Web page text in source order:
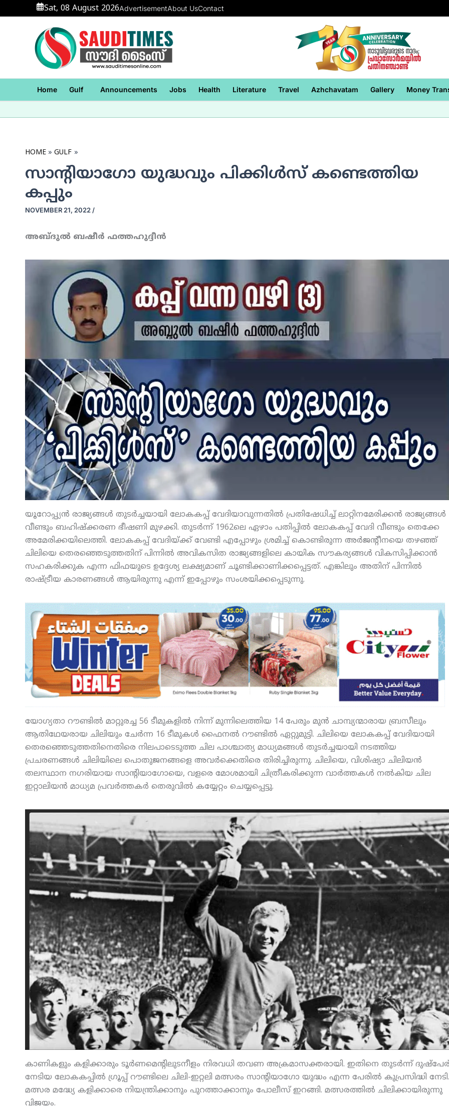
to
Sat, 08 August 2026AdvertisementAbout UsContact
Home Gulf Announcements Jobs Health Literature Travel Azhchavatam Gallery Money
HOME GULF
സാന്റിയാഗോ യുദ്ധവും പിക്കിള്‍സ് കണ്ടെത്തിയ
കപ്പും
NOVEMBER 21, 2022 /
അബ്ദുല്‍ ബഷീര്‍ ഫത്തഹുദ്ദീന്‍
യൂറോപ്പ്യന്‍ രാജ്യങ്ങള്‍ തുടര്‍ച്ചയായി ലോകകപ്പ് വേദിയാവുന്നതില്‍ പ്രതിഷേധിച്ച് ലാറ്റിനമേരിക്കന്‍ രാജ്യങ്ങള്‍
വീണ്ടും ബഹിഷ്‌ക്കരണ ഭീഷണി മുഴക്കി. തുടര്‍ന്ന് 1962ലെ ഏഴാം പതിപ്പില്‍ ലോകകപ്പ് വേദി വീണ്ടും തെക്കേ
അമേരിക്കയിലെത്തി. ലോകകപ്പ് വേദിയ്ക്ക് വേണ്ടി എപ്പോഴും ശ്രമിച്ച് കൊണ്ടിരുന്ന അര്‍ജന്റീനയെ തഴഞ്ഞ്
ചിലിയെ തെരഞ്ഞെടുത്തതിന് പിന്നില്‍ അവികസിത രാജ്യങ്ങളിലെ കായിക സൗകര്യങ്ങള്‍ വികസിപ്പിക്കാന്‍
സഹകരിക്കുക എന്ന ഫിഫയുടെ ഉദ്ദേശ്യ ലക്ഷ്യമാണ് ചൂണ്ടിക്കാണിക്കപ്പെട്ടത്. എങ്കിലും അതിന് പിന്നില്‍
രാഷ്ട്രീയ കാരണങ്ങള്‍ ആയിരുന്നു എന്ന് ഇപ്പോഴും സംശയിക്കപ്പെടുന്നു.
യോഗ്യതാ റൗണ്ടില്‍ മാറ്റുരച്ച 56 ടീമുകളില്‍ നിന്ന് മുന്നിലെത്തിയ 14 പേരും മുന്‍ ചാമ്പ്യന്മാരായ ബ്രസീലും
ആതിഥേയരായ ചിലിയും ചേര്‍ന്ന 16 ടീമുകള്‍ ഫൈനല്‍ റൗണ്ടില്‍ ഏറ്റുമുട്ടി. ചിലിയെ ലോകകപ്പ് വേദിയായി
തെരഞ്ഞെടുത്തതിനെതിരെ നിലപാടെടുത്ത ചില പാശ്ചാത്യ മാധ്യമങ്ങള്‍ തുടര്‍ച്ചയായി നടത്തിയ
പ്രചരണങ്ങള്‍ ചിലിയിലെ പൊതുജനങ്ങളെ അവര്‍ക്കെതിരെ തിരിച്ചിരുന്നു. ചിലിയെ, വിശിഷ്യാ ചിലിയന്‍
തലസ്ഥാന നഗരിയായ സാന്റിയാഗോയെ, വളരെ മോശമായി ചിത്രീകരിക്കുന്ന വാര്‍ത്തകള്‍ നല്‍കിയ ചില
ഇറ്റാലിയന്‍ മാധ്യമ പ്രവര്‍ത്തകര്‍ തെരുവില്‍ കയ്യേറ്റം ചെയ്യപ്പെട്ടു.
കാണികളും കളിക്കാരും ടൂര്‍ണമെന്റിലുടനീളം നിരവധി തവണ അക്രമാസക്തരായി. ഇതിനെ തുടര്‍ന്ന്
നേടിയ ലോകകപ്പില്‍ ഗ്രൂപ്പ് റൗണ്ടിലെ ചിലി-ഇറ്റലി മത്സരം സാന്റിയാഗോ യുദ്ധം എന്ന പേരില്‍ കുപ്രസിദ്ധി നേടി.
മത്സര മദ്ധ്യേ കളിക്കാരെ നിയന്ത്രിക്കാനും പുറത്താക്കാനും പോലീസ് ഇറങ്ങി. മത്സരത്തില്‍ ചിലിക്കായിരുന്നു
വിജയം.